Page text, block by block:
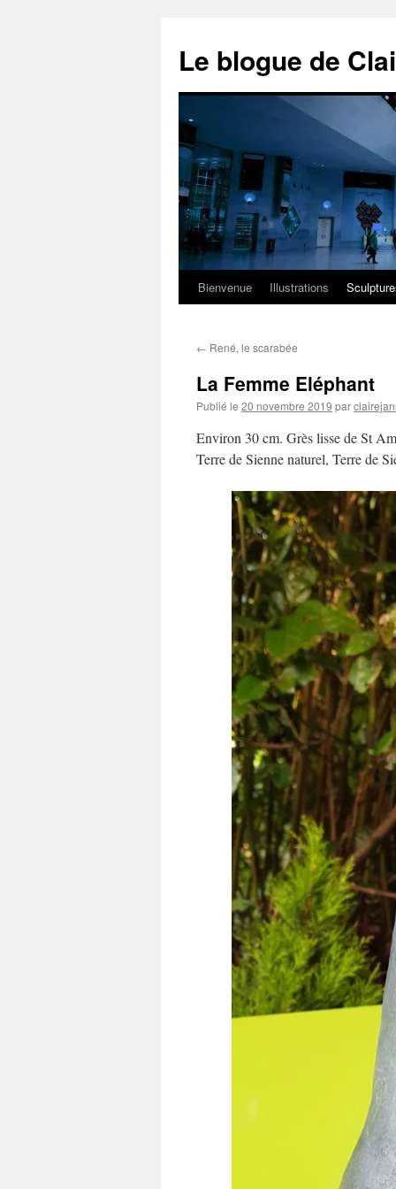
contenu
Le blogue de
Bienvenue Illustrations
← René, le scarabée
La Femme Eléphant
Publié le 20 novembre 2019 par
Environ 30 cm. Grès lisse de St
Terre de Sienne naturel, Terre de